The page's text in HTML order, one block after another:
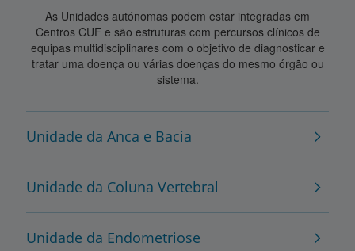
As Unidades autónomas podem estar integradas em
Centros CUF e são estruturas com percursos clínicos de
equipas multidisciplinares com o objetivo de diagnosticar e
tratar uma doença ou várias doenças do mesmo órgão ou
sistema.
Unidade da Anca e Bacia
Unidade da Coluna Vertebral
Unidade da Endometriose